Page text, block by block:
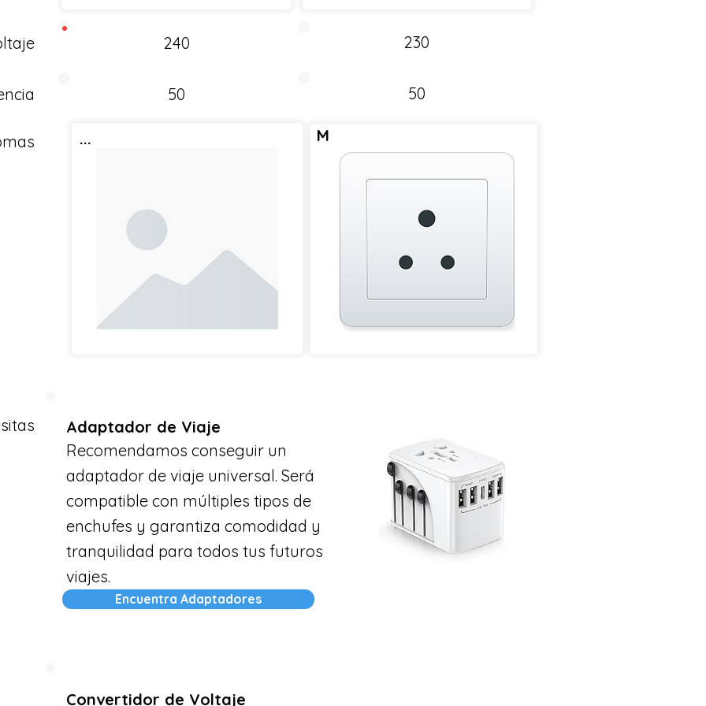
240 230
50 50
M
...
Adaptador de Viaje
Recomendamos conseguir un
adaptador de viaje universal. Será
compatible con múltiples tipos de
enchufes y garantiza comodidad y
tranquilidad para todos tus futuros
viajes.
Encuentra Adaptadores
Convertidor de Voltaje